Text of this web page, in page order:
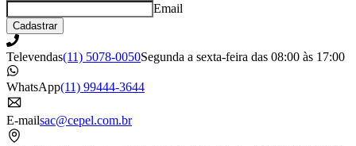
Email
Cadastrar
Televendas(11) 5078-0050Segunda a sexta-feira das 08:00 às 17:00
WhatsApp(11) 99444-3644
E-mailsac@cepel.com.br